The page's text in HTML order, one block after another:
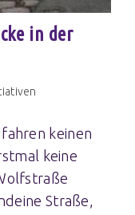
in der
keinen
keine
Straße,